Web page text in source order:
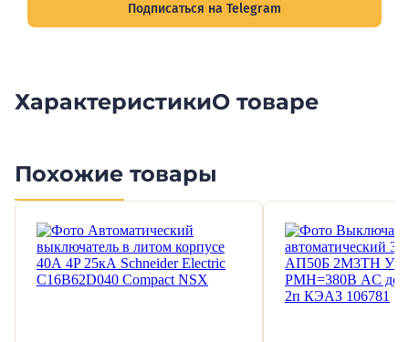
Подписаться на Telegram
ХарактеристикиО товаре
Похожие товары